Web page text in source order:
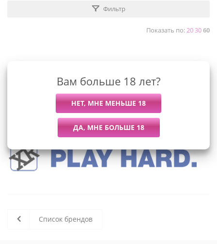
Фильтр
Показать по:203060
В данный момент нет активных
товаров
Список брендов
Вам больше 18 лет?